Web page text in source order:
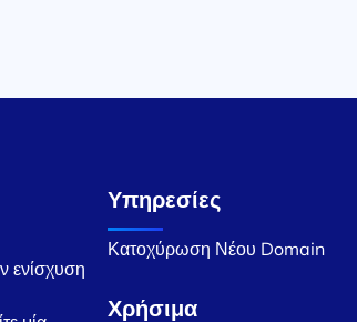
ενίσχυση
Υπηρεσίες
Κατοχύρωση Νέου Domain
Χρήσιμα